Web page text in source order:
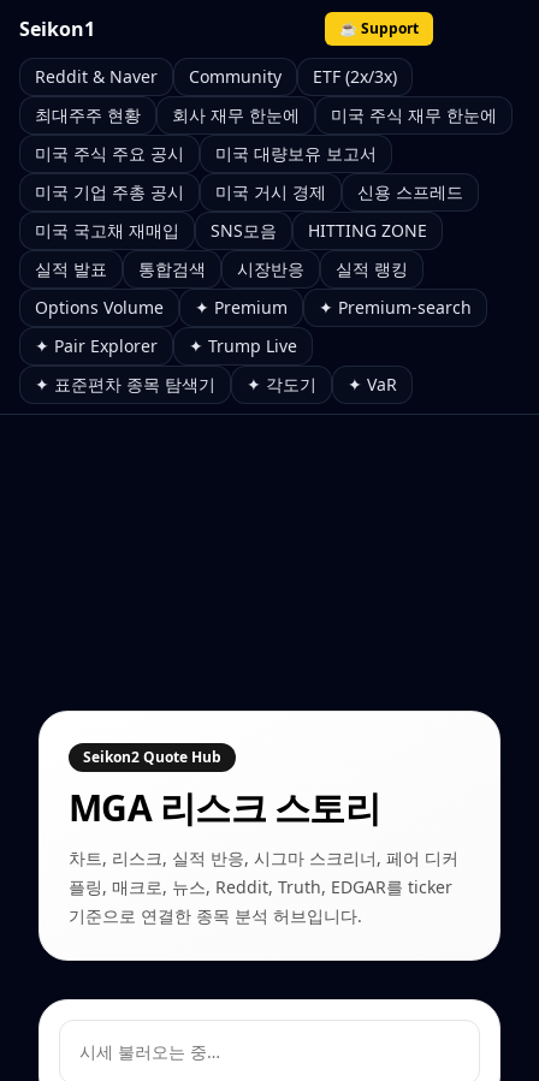
Seikon1 ☕ Support
Reddit & Naver Community
ETF (2x/3x)
최대주주 현황
회사 재무 한눈에
미국 주식 재무 한눈에
미국 주식 주요 공시
미국 대량보유 보고서
미국 기업 주총 공시
미국 거시 경제
신용 스프레드
미국 국고채 재매입
SNS모음
HITTING ZONE
실적 발표
통합검색 시장반응
실적 랭킹
Options Volume
✦ Premium
✦ Premium-search
✦ Pair Explorer
✦ Trump Live
✦ 표준편차 종목 탐색기
✦ 각도기 ✦ VaR
Seikon2 Quote Hub
MGA리스크 스토리
차트, 리스크, 실적 반응, 시그마 스크리너, 페어 디커
플링, 매크로, 뉴스, Reddit, Truth, EDGAR를 ticker
기준으로 연결한 종목 분석 허브입니다.
시세 불러오는 중…